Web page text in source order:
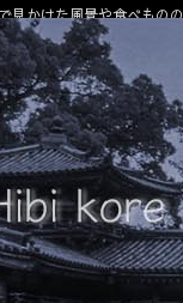
見かけた風景や食べもの